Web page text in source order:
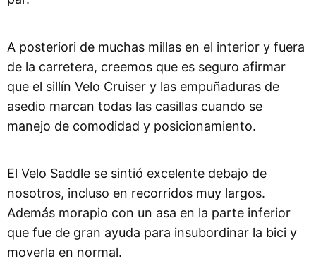
A posteriori de muchas millas en el interior y fuera
de la carretera, creemos que es seguro afirmar
que el sillín Velo Cruiser y las empuñaduras de
asedio marcan todas las casillas cuando se
manejo de comodidad y posicionamiento.
El Velo Saddle se sintió excelente debajo de
nosotros, incluso en recorridos muy largos.
Además morapio con un asa en la parte inferior
que fue de gran ayuda para insubordinar la bici y
moverla en normal.